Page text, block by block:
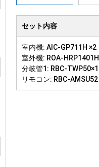
セット内容
室内機: AIC-GP711H ×2
室外機: ROA-
分岐管1: RBC-TWP50×1
リモコン: RBC-AMSU52